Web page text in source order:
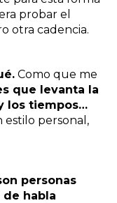
probar el
otra cadencia.
Como que me
que levanta la
los tiempos…
estilo personal,
personas
de habla